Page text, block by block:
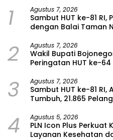
1 Agustus 7, 2026
Sambut HUT ke-81 RI,
dengan Balai Taman
Watudodol/Kalipuro
2 Agustus 7, 2026
Wakil Bupati
Peringatan HUT ke-64
3 Agustus 7, 2026
Sambut HUT ke-81
Tumbuh, 21.865
4 Agustus 5, 2026
PLN Icon Plus
Layanan Kesehatan